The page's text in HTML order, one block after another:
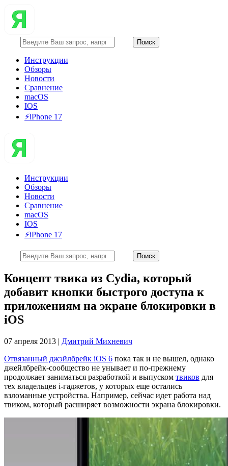
Инструкции
Обзоры
Новости
Сравнение
macOS
IOS
⚡️iPhone 17
Инструкции
Обзоры
Новости
Сравнение
macOS
IOS
⚡️iPhone 17
Концепт твика из Cydia, который
добавит кнопки быстрого доступа к
приложениям на экране блокировки в
iOS
07 апреля 2013 | Дмитрий Михневич
Отвязанный джэйлбрейк iOS 6 пока так и не вышел, однако
джейлбрейк-сообщество не унывает и по-прежнему
продолжает заниматься разработкой и выпуском твиков для
тех владельцев i-гаджетов, у которых еще остались
взломанные устройства. Например, сейчас идет работа над
твиком, который расширяет возможности экрана блокировки.